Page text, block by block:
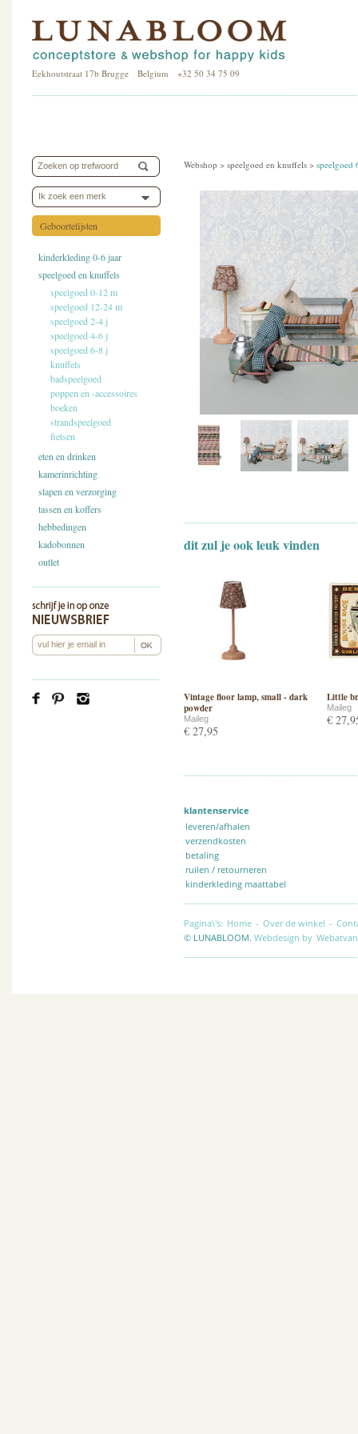
Eekhoutstraat 17b Brugge Belgium +32 50 34 75 09
Ik zoek een merk
Geboortelijsten
kinderkleding 0-6 jaar
speelgoed en knuffels
speelgoed 0-12 m
speelgoed 12-24 m
speelgoed 2-4 j
speelgoed 4-6 j
speelgoed 6-8 j
knuffels
badspeelgoed
poppen en -accessoires
boeken
strandspeelgoed
fietsen
eten en drinken
kamerinrichting
slapen en verzorging
tassen en koffers
hebbedingen
kadobonnen
outlet
Webshop > speelgoed en knuffels > speelgoed
dit zul je ook leuk vinden
Vintage floor lamp, small - dark
powder
Maileg
€ 27,95
Little
Maileg
€
klantenservice
leveren/afhalen
verzendkosten
betaling
ruilen / retourneren
kinderkleding maattabel
Pagina\'s: Home - Over de winkel -
© LUNABLOOM. Webdesign by